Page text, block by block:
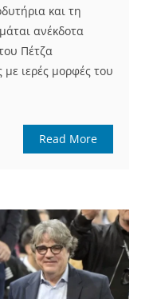
και τη
ανέκδοτα
Πέτζα
με ιερές μορφές του
Read More